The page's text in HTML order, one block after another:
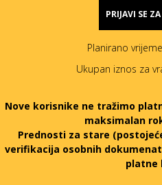
PRIJAVI SE ZA
Planirano
Ukupan iznos za
Nove korisnike ne tražimo
maksimalan
Prednosti za stare
verifikacija osobnih
platne